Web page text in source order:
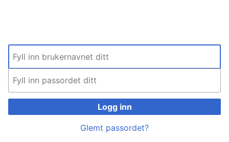
Logg inn
Glemt passordet?